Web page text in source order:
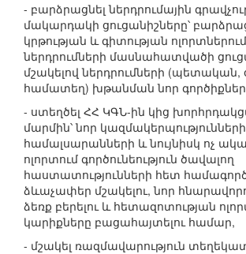
- բարձրացնել ներդրումային
մակարդակի ցուցանիշները՝
կրթության և գիտության ոլորտներում
ներդրումների մասնահատվածի
մշակելով ներդրումների
համատեղ) խթանման նոր
- ստեղծել ՀՀ ԿԳՆ-ին կից
մարմին՝ նոր
համալսարանների և նույնիսկ ոչ
ոլորտում գործունեություն ծավալող
հաստատությունների հետ
ձևաչափեր մշակելու, նոր
ձեռք բերելու և հետազոտության
կարիքները բացահայտելու համար,
- մշակել ռազմավարություն